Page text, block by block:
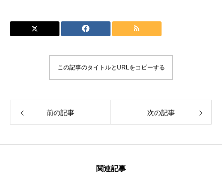
この記事のタイトルとURLをコピーする
前の記事 次の記事
関連記事